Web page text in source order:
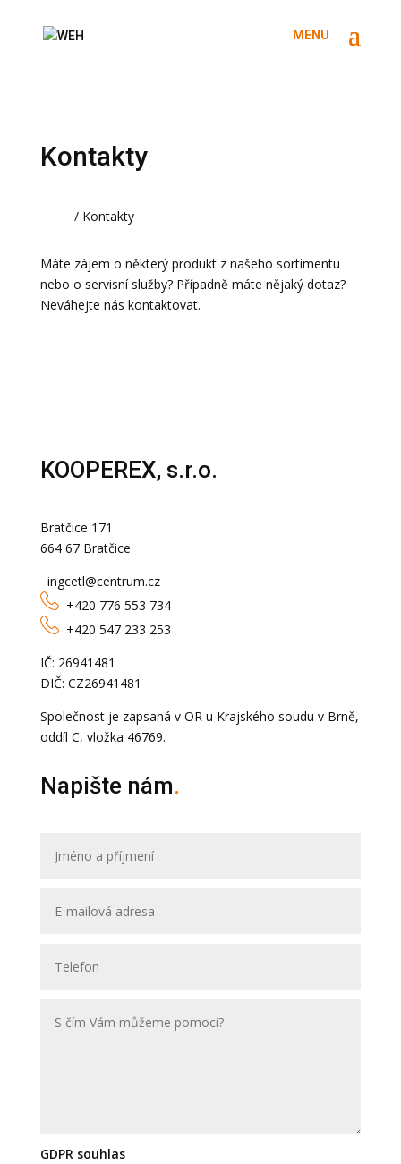
Kontakty
/ Kontakty
Máte zájem o některý produkt z našeho sortimentu
nebo o servisní služby? Případně máte nějaký dotaz?
Neváhejte nás kontaktovat.
KOOPEREX, s.r.o.
Bratčice 171
664 67 Bratčice
ingcetl@centrum.cz
+420 776 553 734
+420 547 233 253
IČ: 26941481
DIČ: CZ26941481
Společnost je zapsaná v OR u Krajského soudu v Brně,
oddíl C, vložka 46769.
Napište nám.
GDPR souhlas